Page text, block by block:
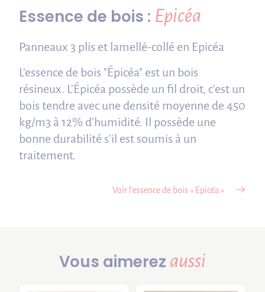
Essence de bois : Epicéa
Panneaux 3 plis et lamellé-collé en Epicéa
L'essence de bois "Épicéa" est un bois
résineux. L'Épicéa possède un fil droit, c'est un
bois tendre avec une densité moyenne de 450
kg/m3 à 12% d'humidité. Il possède une
bonne durabilité s'il est soumis à un
traitement.
Voir l’essence de bois « Epicéa »
Vous aimerez aussi